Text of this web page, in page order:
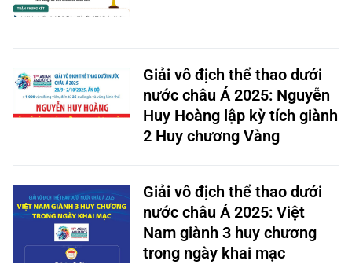
Giải vô địch thể thao dưới
nước châu Á 2025: Nguyễn
Huy Hoàng lập kỳ tích giành
2 Huy chương Vàng
Giải vô địch thể thao dưới
nước châu Á 2025: Việt
Nam giành 3 huy chương
trong ngày khai mạc